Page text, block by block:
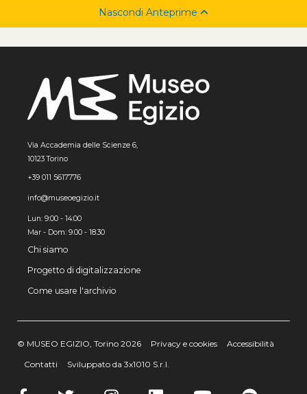
Nascondi Anteprime
Via Accademia delle Scienze 6,
10123 Torino
+39 011 5617776
info@museoegizio.it
Lun: 9:00 - 14:00
Mar - Dom: 9.00 - 18.30
Chi siamo
Progetto di digitalizzazione
Come usare l'archivio
© MUSEO EGIZIO, Torino 2026 Privacy e cookies
Accessibilità
Contatti
Sviluppato da 3x1010 S.r.l.